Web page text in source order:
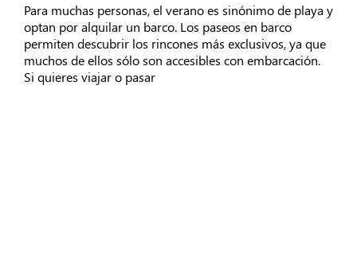
Para muchas personas, el verano es sinónimo de playa y
optan por alquilar un barco. Los paseos en barco
permiten descubrir los rincones más exclusivos, ya que
muchos de ellos sólo son accesibles con embarcación.
Si quieres viajar o pasar